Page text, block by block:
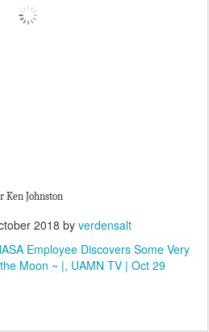
Ken Johnston
2018 by verdensalt
Employee Discovers Some Very
Moon ~ | UAMN TV | Oct 29